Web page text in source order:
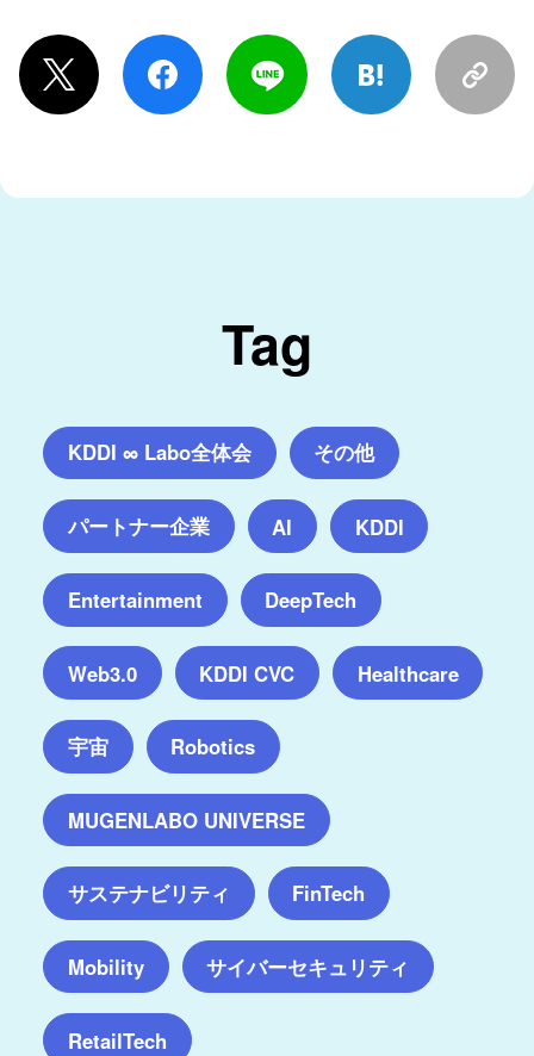
Tag
KDDI ∞ Labo全体会 その他
パートナー企業 AI KDDI
Entertainment DeepTech
Web3.0 KDDI CVC Healthcare
宇宙 Robotics
MUGENLABO UNIVERSE
サステナビリティ FinTech
Mobility サイバーセキュリティ
RetailTech